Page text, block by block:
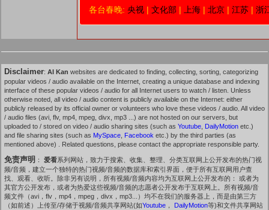
各台春晚: 央视 | 文化部 | 上海 | 北京 | 江苏 | 浙
Disclaimer: AI Kan websites are dedicated to finding, collecting, sorting, categorizing
popular videos / audio available on the Internet, creating a unique database and indexing
interface of these popular videos / audio for all Internet users to watch / listen. Unless
otherwise noted, all video / audio content is publicly available on the Internet: either
publicly released by its official owner or volunteers who love these videos / audio. All video
/ audio files (avi, flv, mp4, mpeg, divx, mp3 ...) are not hosted on our servers, but
uploaded to / stored on video / audio sharing sites (such as Youtube DailyMotion etc.)
and file sharing sites (such as MySpace Facebook etc.) by the third parties (as
mentioned above) . Related questions, please contact the appropriate responsible party.
免责声明 ： 爱看系列网站，致力于搜索、收集、整理、分类互联网上公开发布的热门视
频/音频，建立一个独特的热门视频/音频的数据库和索引界面，便于所有互联网用户查
找、观看、收听。除非另有说明，所有视频/音频内容均为互联网上公开发布的： 或者为
其官方公开发布，或者为热爱这些视频/音频的志愿者公开发布于互联网上。所有视频/音
频文件（avi，flv，mp4，mpeg，divx，mp3...）均不在我们的服务器上，而是由第三方
（如前述）上传至/存储于视频/音频共享网站(如Youtube ， DailyMotion等)和文件共享网站